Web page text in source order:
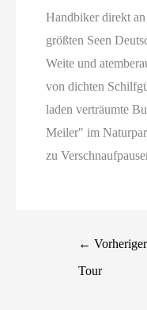
Handbiker direkt
größten Seen
Weite und
von dichten
laden verträumte
Meiler" im
zu
← Vorheriger
Tour